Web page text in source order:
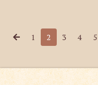
1 2 3 4 5